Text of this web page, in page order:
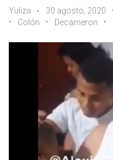
Yuliza 30 agosto, 2020
Colón
Decameron